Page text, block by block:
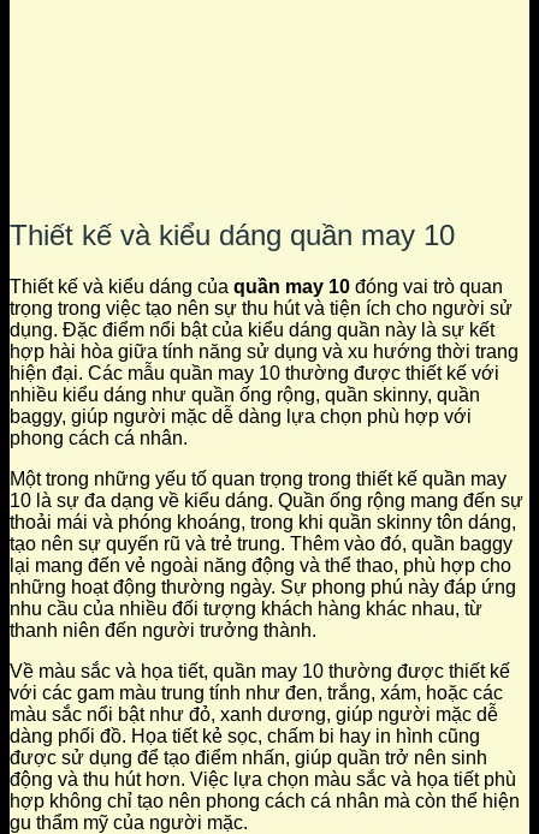
Thiết kế và kiểu dáng quần may 10
Thiết kế và kiểu dáng của quần may 10 đóng vai trò quan
trọng trong việc tạo nên sự thu hút và tiện ích cho người sử
dụng. Đặc điểm nổi bật của kiểu dáng quần này là sự kết
hợp hài hòa giữa tính năng sử dụng và xu hướng thời trang
hiện đại. Các mẫu quần may 10 thường được thiết kế với
nhiều kiểu dáng như quần ống rộng, quần skinny, quần
baggy, giúp người mặc dễ dàng lựa chọn phù hợp với
phong cách cá nhân.
Một trong những yếu tố quan trọng trong thiết kế quần may
10 là sự đa dạng về kiểu dáng. Quần ống rộng mang đến sự
thoải mái và phóng khoáng, trong khi quần skinny tôn dáng,
tạo nên sự quyến rũ và trẻ trung. Thêm vào đó, quần baggy
lại mang đến vẻ ngoài năng động và thể thao, phù hợp cho
những hoạt động thường ngày. Sự phong phú này đáp ứng
nhu cầu của nhiều đối tượng khách hàng khác nhau, từ
thanh niên đến người trưởng thành.
Về màu sắc và họa tiết, quần may 10 thường được thiết kế
với các gam màu trung tính như đen, trắng, xám, hoặc các
màu sắc nổi bật như đỏ, xanh dương, giúp người mặc dễ
dàng phối đồ. Họa tiết kẻ sọc, chấm bi hay in hình cũng
được sử dụng để tạo điểm nhấn, giúp quần trở nên sinh
động và thu hút hơn. Việc lựa chọn màu sắc và họa tiết phù
hợp không chỉ tạo nên phong cách cá nhân mà còn thể hiện
gu thẩm mỹ của người mặc.